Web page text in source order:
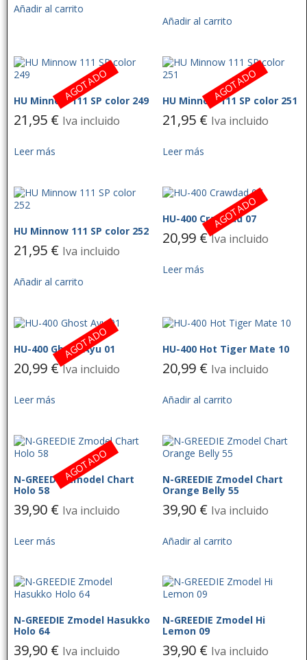
Añadir al carrito
Añadir al carrito
HU Minnow 111 SP color 249
21,95 € Iva incluido
Leer más
AGOTADO HU Minnow 111 SP color 251
21,95 € Iva incluido
Leer más
AGOTADO
HU Minnow 111 SP color 252
21,95 € Iva incluido
Añadir al carrito
HU-400 Crawdad 07
20,99 € Iva incluido
Leer más
AGOTADO
HU-400 Ghost Ayu 01
20,99 € Iva incluido
Leer más
AGOTADO HU-400 Hot Tiger Mate 10
20,99 € Iva incluido
Añadir al carrito
N-GREEDIE Zmodel Chart
Holo 58
39,90 € Iva incluido
Leer más
AGOTADO
N-GREEDIE Zmodel Chart
Orange Belly 55
39,90 € Iva incluido
Añadir al carrito
N-GREEDIE Zmodel Hasukko
Holo 64
39,90 € Iva incluido
N-GREEDIE Zmodel Hi
Lemon 09
39,90 € Iva incluido